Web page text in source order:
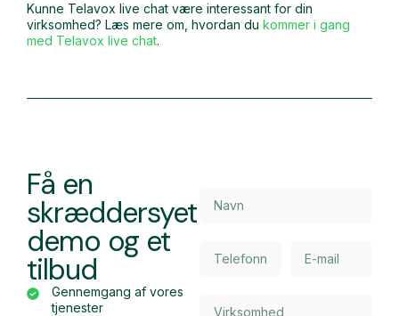
Kunne Telavox live chat være interessant for din
virksomhed? Læs mere om, hvordan du kommer i gang
med Telavox live chat.
Få en
skræddersyet
demo og et
tilbud
Gennemgang af vores
tjenester